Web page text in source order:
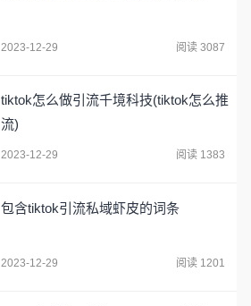
2023-12-29 阅读 3087
tiktok怎么做引流千境科技(tiktok怎么推
流)
2023-12-29 阅读 1383
包含tiktok引流私域虾皮的词条
2023-12-29 阅读 1201